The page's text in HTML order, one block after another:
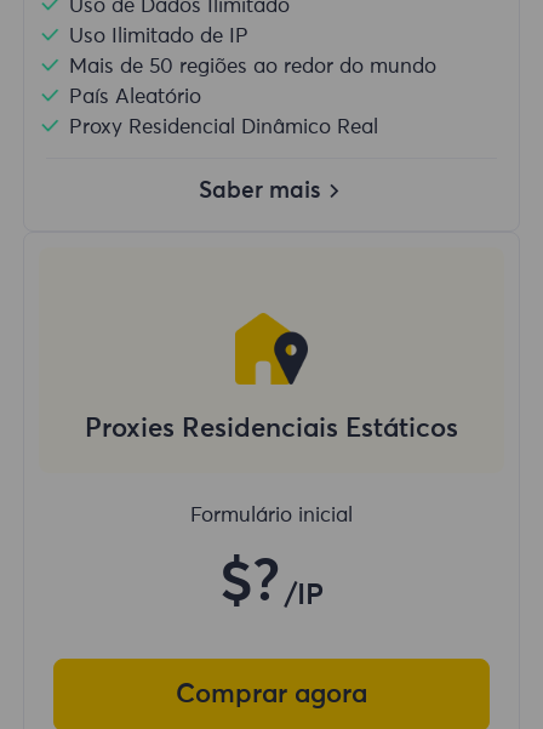
Uso de Dados Ilimitado
Uso Ilimitado de IP
Mais de 50 regiões ao redor do mundo
País Aleatório
Proxy Residencial Dinâmico Real
Saber mais
Proxies Residenciais Estáticos
Formulário inicial
$? /IP
Comprar agora